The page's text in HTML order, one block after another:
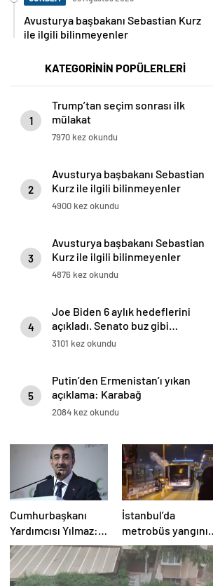
Avusturya başbakanı Sebastian Kurz
ile ilgili bilinmeyenler
KATEGORİNİN POPÜLERLERİ
1
Trump’tan seçim sonrası ilk
mülakat
7970 kez okundu
2
Avusturya başbakanı Sebastian
Kurz ile ilgili bilinmeyenler
4900 kez okundu
3
Avusturya başbakanı Sebastian
Kurz ile ilgili bilinmeyenler
4876 kez okundu
4
Joe Biden 6 aylık hedeflerini
açıkladı. Senato buz gibi…
3101 kez okundu
5
Putin’den Ermenistan’ı yıkan
açıklama: Karabağ
Azerbaycan’ın ayrılmaz bir
2084 kez okundu
Cumhurbaşkanı
Yardımcısı Yılmaz:
Kendine özel
şartları olan bir
süreç
İstanbul’da
metrobüs yangını:
Seferler aksadı